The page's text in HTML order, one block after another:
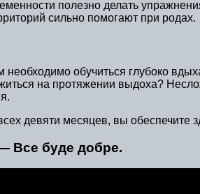
полезно делать
сильно помогают при родах.
обучиться глубоко
на протяжении выдоха?
девяти месяцев, вы обеспечите
Все буде добре.